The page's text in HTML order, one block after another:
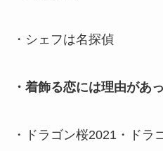
・シェフは名探偵
・着飾る恋には理由があ
・ドラゴン桜2021・ドラ